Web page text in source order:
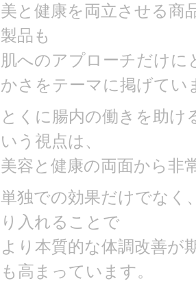
美と健康を両立させる商
製品も
肌へのアプローチだけに
かさをテーマに掲げてい
とくに腸内の働きを助
いう視点は、
美容と健康の両面から非
単独での効果だけでなく
り入れることで
より本質的な体調改善が
も高まっています。